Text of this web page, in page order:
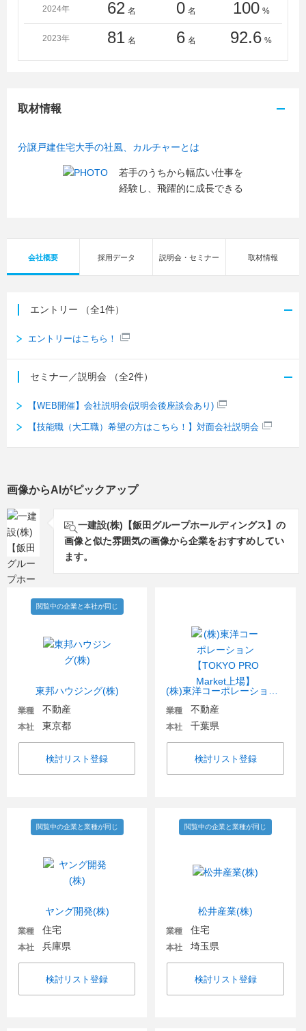
屋大学、名古屋学院大学、名古屋経済大学、名古屋女子
学、日本女子大学、日本福祉大学、白鴎大学、八戸学院
城大学、明星大学、目白大学、ものつくり大学、桃山学
立正大学、立命館大学、龍谷大学、流通科学大学、早稲
＜短大・高専・専門学校＞
青山製図専門学校、麻生建築＆デザイン専門学校、ＥＣ
量専門学校、＜専＞京都建築大学校、中央工学校、京都
建築専門学校、群馬県立前橋産業技術専門校、群馬日建
工科専門学校、東京日建工科専門学校、専門学校東京テ
校金山校、東北電子専門学校、日本工学院八王子専門学
校、日本工学院北海道専門学校、日本電子専門学校、福
岡国土建設専門学校、福岡建設専門学校、豊田工業高等
専門学校、大阪建設専門学校、九州電気専門学校、浅野
開発校、東京デザイナー・アカデミー
佐賀県立産業技術学院、大崎高等技術専門校、宮之城高
北海道函館高等技術専門学院、札幌高等技術専門学院、
東北職業能力開発大学校
2024年 62 名 0 名 100 %
2023年 81 名 6 名 92.6 %
取材情報
分譲戸建住宅大手の社風、カルチャーとは
若手のうちから幅広い仕事を
経験し、飛躍的に成長できる
会社概要 採用データ 説明会・セミナー 取材情報
エントリー （全1件）
エントリーはこちら！
セミナー／説明会 （全2件）
【WEB開催】会社説明会(説明会後座談会あり)
【技能職（大工職）希望の方はこちら！】対面会社説明会
画像からAIがピックアップ
一建設(株)【飯田グループホールディングス】の
画像と似た雰囲気の画像から企業をおすすめしてい
ます。
東邦ハウジング(株)
閲覧中の企業と本社が同じ
業種 不動産
本社 東京都
検討リスト登録
業種 不動産
本社 千葉県
検討リスト登録
ヤング開発(株)
閲覧中の企業と業種が同じ
業種 住宅
本社 兵庫県
検討リスト登録
松井産業(株)
閲覧中の企業と業種が同じ
業種 住宅
本社 埼玉県
検討リスト登録